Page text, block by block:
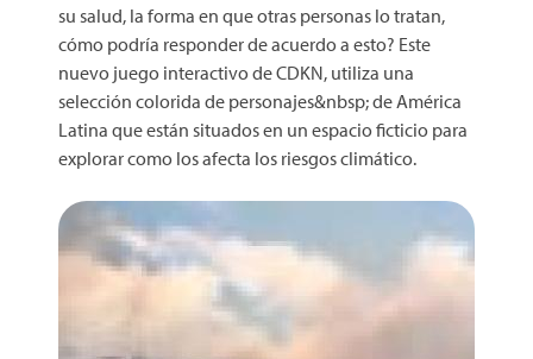
su salud, la forma en que otras personas lo tratan,
cómo podría responder de acuerdo a esto? Este
nuevo juego interactivo de CDKN, utiliza una
selección colorida de personajes&nbsp; de América
Latina que están situados en un espacio ficticio para
explorar como los afecta los riesgos climático.